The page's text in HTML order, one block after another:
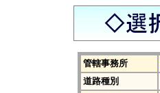
管轄事務所
道路種別